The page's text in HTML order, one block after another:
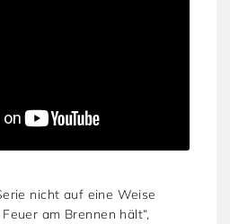
nicht auf eine Weise
am Brennen hält“,